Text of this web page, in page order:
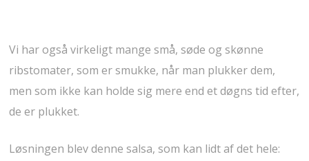
Vi har også virkeligt mange små, søde og skønne
ribstomater, som er smukke, når man plukker dem,
men som ikke kan holde sig mere end et døgns tid efter,
de er plukket.
Løsningen blev denne salsa, som kan lidt af det hele: